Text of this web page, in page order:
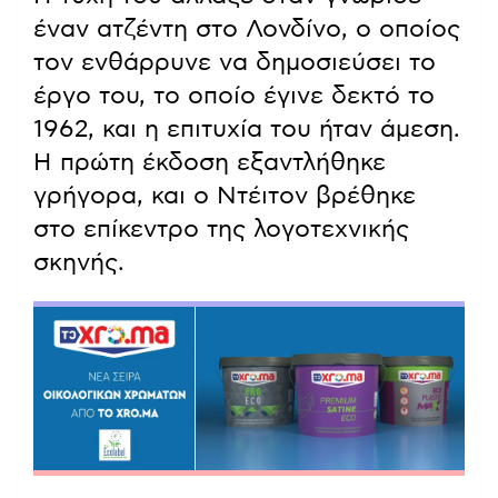
έναν ατζέντη στο Λονδίνο, ο οποίος
τον ενθάρρυνε να δημοσιεύσει το
έργο του, το οποίο έγινε δεκτό το
1962, και η επιτυχία του ήταν άμεση.
Η πρώτη έκδοση εξαντλήθηκε
γρήγορα, και ο Ντέιτον βρέθηκε
στο επίκεντρο της λογοτεχνικής
σκηνής.